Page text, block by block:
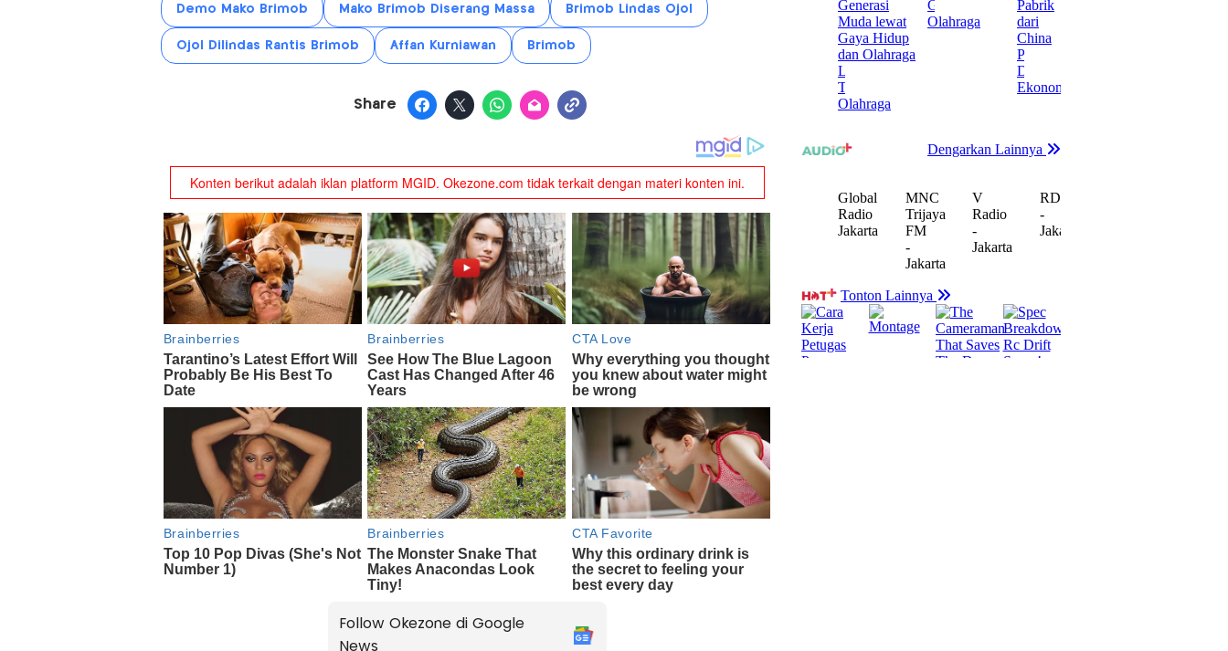
Demo Mako Brimob Mako Brimob Diserang Massa Brimob Lindas Ojol
Ojol Dilindas Rantis Brimob Affan Kurniawan Brimob
Share
Follow Okezone di Google
News